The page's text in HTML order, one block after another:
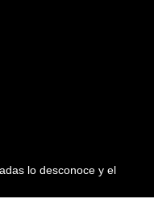
lo desconoce y el